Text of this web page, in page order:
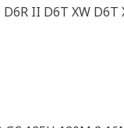
II D6T XW